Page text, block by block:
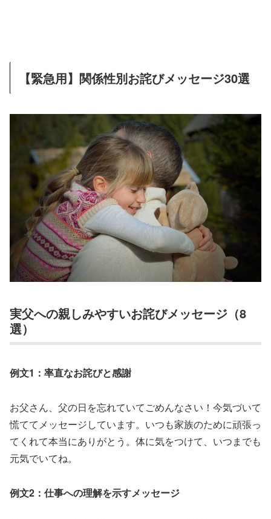
【緊急用】関係性別お詫びメッセージ30選
実父への親しみやすいお詫びメッセージ（8
選）
例文1：率直なお詫びと感謝
お父さん、父の日を忘れていてごめんなさい！今気づいて
慌ててメッセージしています。いつも家族のために頑張っ
てくれて本当にありがとう。体に気をつけて、いつまでも
元気でいてね。
例文2：仕事への理解を示すメッセージ